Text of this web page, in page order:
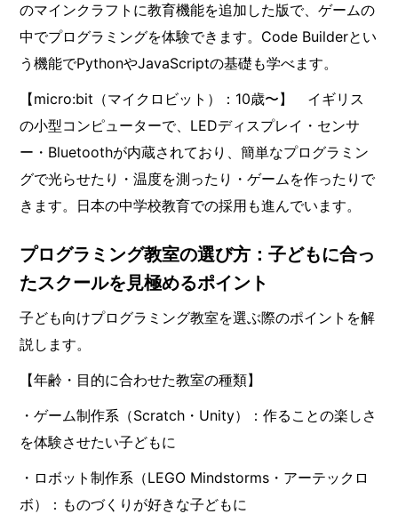
のマインクラフトに教育機能を追加した版で、ゲームの
中でプログラミングを体験できます。Code Builderとい
う機能でPythonやJavaScriptの基礎も学べます。
【micro:bit（マイクロビット）：10歳〜】 イギリス
の小型コンピューターで、LEDディスプレイ・センサ
ー・Bluetoothが内蔵されており、簡単なプログラミン
グで光らせたり・温度を測ったり・ゲームを作ったりで
きます。日本の中学校教育での採用も進んでいます。
プログラミング教室の選び方：子どもに合っ
たスクールを見極めるポイント
子ども向けプログラミング教室を選ぶ際のポイントを解
説します。
【年齢・目的に合わせた教室の種類】
・ゲーム制作系（Scratch・Unity）：作ることの楽しさ
を体験させたい子どもに
・ロボット制作系（LEGO Mindstorms・アーテックロ
ボ）：ものづくりが好きな子どもに